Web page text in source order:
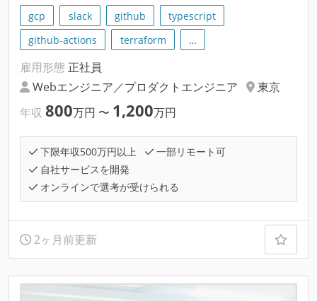
gcp slack github
typescript
github-actions
terraform …
雇用形態 正社員
Webエンジニア／プロダクトエンジニア
東京
年収 800万円 〜 1,200万円
下限年収500万円以上
一部リモート可
自社サービスを開発
オンラインで選考が受けられる
2ヶ月前更新